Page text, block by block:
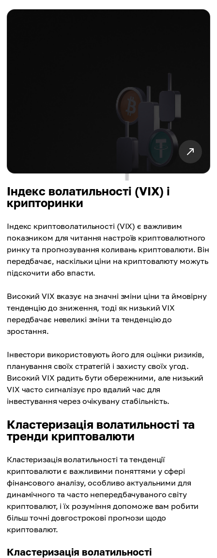
Індекс волатильності (VIX) і
крипторинки
Індекс криптоволатильності (VIX) є важливим
показником для читання настроїв криптовалютного
ринку та прогнозування коливань криптовалюти. Він
передбачає, наскільки ціни на криптовалюту можуть
підскочити або впасти.
Високий VIX вказує на значні зміни ціни та ймовірну
тенденцію до зниження, тоді як низький VIX
передбачає невеликі зміни та тенденцію до
зростання.
Інвестори використовують його для оцінки ризиків,
планування своїх стратегій і захисту своїх угод.
Високий VIX радить бути обережними, але низький
VIX часто сигналізує про вдалий час для
інвестування через очікувану стабільність.
Кластеризація волатильності та
тренди криптовалюти
Кластеризація волатильності та тенденції
криптовалюти є важливими поняттями у сфері
фінансового аналізу, особливо актуальними для
динамічного та часто непередбачуваного світу
криптовалют, і їх розуміння допоможе вам робити
більш точні довгострокові прогнози щодо
криптовалют.
Кластеризація волатильності